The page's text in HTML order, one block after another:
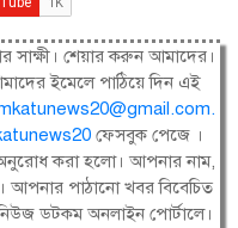
সাক্ষী। শেয়ার করুন আমাদের।
ইমেলে পাঠিয়ে দিন এই
.
ফেসবুক পেজে ।
অনুরোধ করা হলো। আপনার নাম,
পাঠানো খবর বিবেচিত
ডটকম অনলাইন পোর্টালে।